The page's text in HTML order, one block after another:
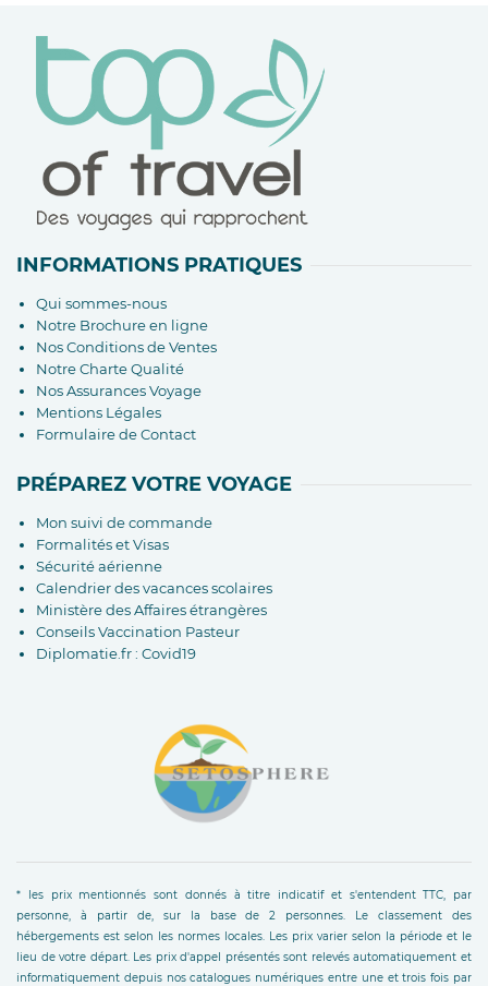
INFORMATIONS PRATIQUES
Qui sommes-nous
Notre Brochure en ligne
Nos Conditions de Ventes
Notre Charte Qualité
Nos Assurances Voyage
Mentions Légales
Formulaire de Contact
PRÉPAREZ VOTRE VOYAGE
Mon suivi de commande
Formalités et Visas
Sécurité aérienne
Calendrier des vacances scolaires
Ministère des Affaires étrangères
Conseils Vaccination Pasteur
Diplomatie.fr : Covid19
* les prix mentionnés sont donnés à titre indicatif et s'entendent TTC, par
personne, à partir de, sur la base de 2 personnes. Le classement des
hébergements est selon les normes locales. Les prix varier selon la période et le
lieu de votre départ. Les prix d'appel présentés sont relevés automatiquement et
informatiquement depuis nos catalogues numériques entre une et trois fois par